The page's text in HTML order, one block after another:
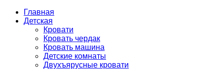
Главная
Детская
Кровати
Кровать чердак
Кровать машина
Детские комнаты
Двухъярусные кровати